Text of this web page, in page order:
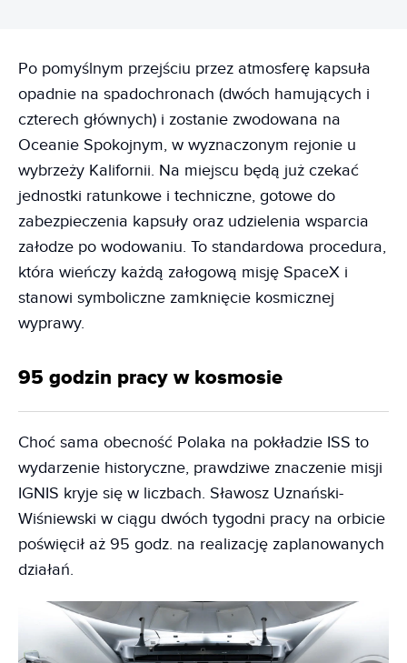
Po pomyślnym przejściu przez atmosferę kapsuła
opadnie na spadochronach (dwóch hamujących i
czterech głównych) i zostanie zwodowana na
Oceanie Spokojnym, w wyznaczonym rejonie u
wybrzeży Kalifornii. Na miejscu będą już czekać
jednostki ratunkowe i techniczne, gotowe do
zabezpieczenia kapsuły oraz udzielenia wsparcia
załodze po wodowaniu. To standardowa procedura,
która wieńczy każdą załogową misję SpaceX i
stanowi symboliczne zamknięcie kosmicznej
wyprawy.
95 godzin pracy w kosmosie
Choć sama obecność Polaka na pokładzie ISS to
wydarzenie historyczne, prawdziwe znaczenie misji
IGNIS kryje się w liczbach. Sławosz Uznański-
Wiśniewski w ciągu dwóch tygodni pracy na orbicie
poświęcił aż 95 godz. na realizację zaplanowanych
działań.